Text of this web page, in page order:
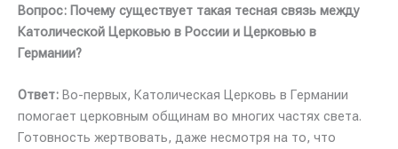
Вопрос: Почему существует такая тесная связь между
Католической Церковью в России и Церковью в
Германии?
Ответ: Во-первых, Католическая Церковь в Германии
помогает церковным общинам во многих частях света.
Готовность жертвовать, даже несмотря на то, что